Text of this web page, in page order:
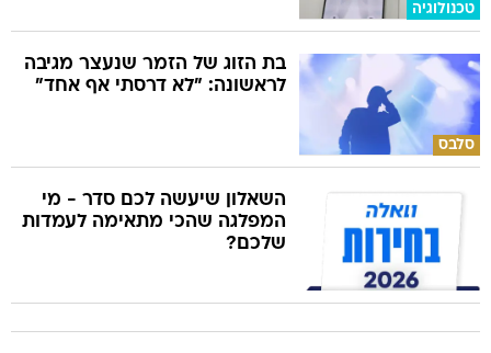
טכנולוגיה
סלבס
בת הזוג של הזמר שנעצר מגיבה
לראשונה: "לא דרסתי אף אחד"
השאלון שיעשה לכם סדר - מי
המפלגה שהכי מתאימה לעמדות
שלכם?